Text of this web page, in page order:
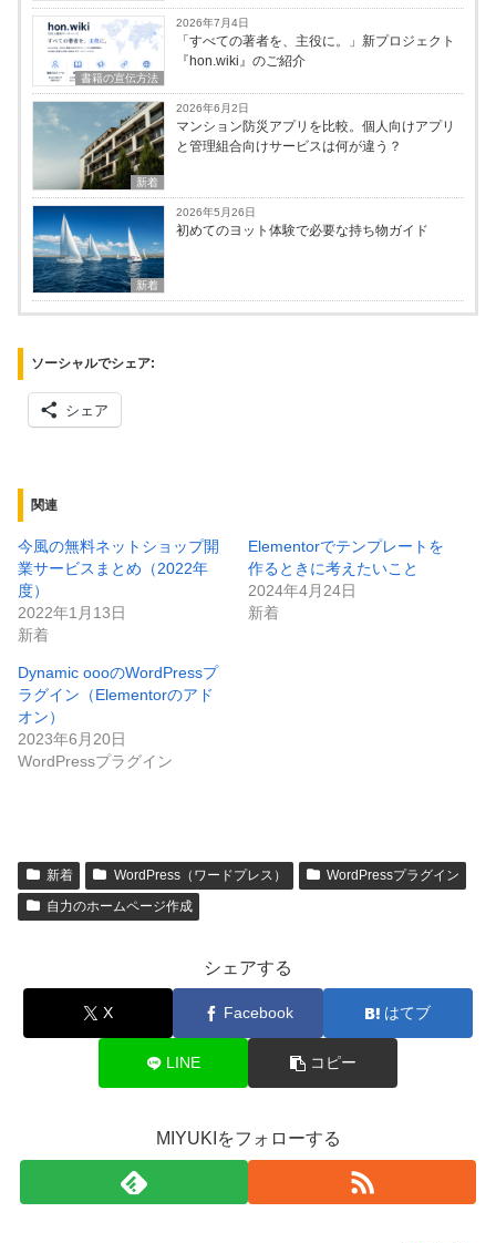
書籍の宣伝方法
2026年7月4日
「すべての著者を、主役に。」新プロジェクト
『hon.wiki』のご紹介
新着
2026年6月2日
マンション防災アプリを比較。個人向けアプリ
と管理組合向けサービスは何が違う？
新着
2026年5月26日
初めてのヨット体験で必要な持ち物ガイド
ソーシャルでシェア:
シェア
関連
今風の無料ネットショップ開
業サービスまとめ（2022年
度）
2022年1月13日
新着
Elementorでテンプレートを
作るときに考えたいこと
2024年4月24日
新着
Dynamic oooのWordPressプ
ラグイン（Elementorのアド
オン）
2023年6月20日
WordPressプラグイン
新着 WordPress（ワードプレス）
WordPressプラグイン
自力のホームページ作成
シェアする
X Facebook はてブ
LINE コピー
MIYUKIをフォローする